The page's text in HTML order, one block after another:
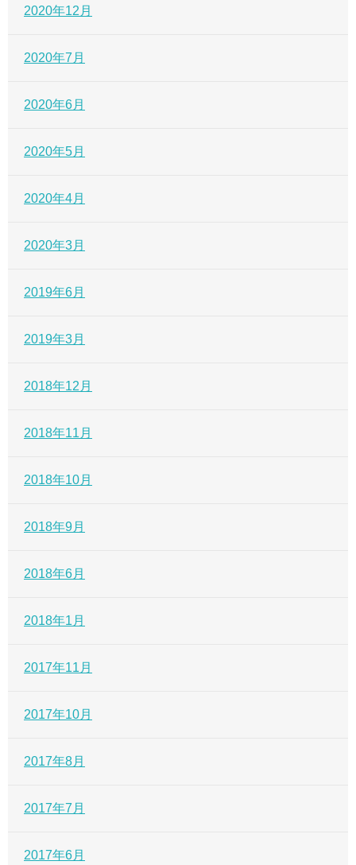
2020年12月
2020年7月
2020年6月
2020年5月
2020年4月
2020年3月
2019年6月
2019年3月
2018年12月
2018年11月
2018年10月
2018年9月
2018年6月
2018年1月
2017年11月
2017年10月
2017年8月
2017年7月
2017年6月